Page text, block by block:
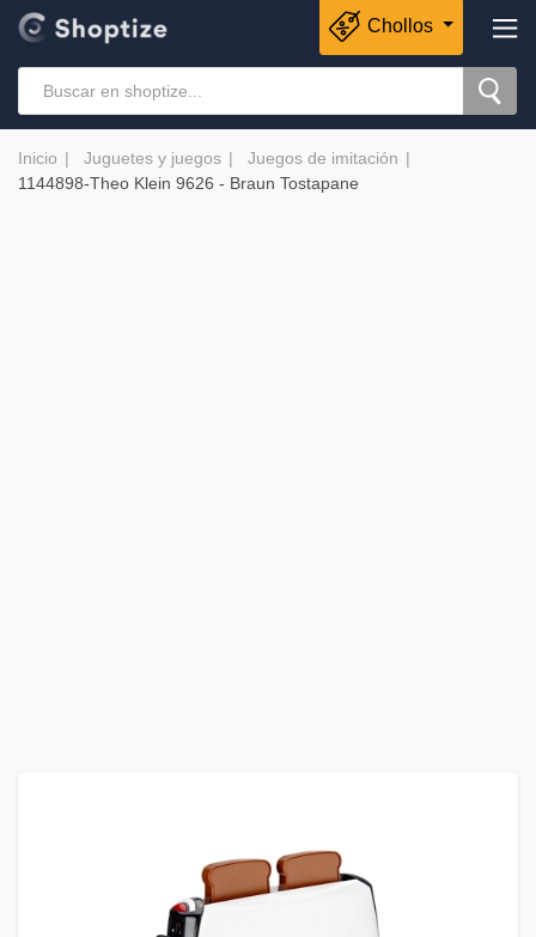
Chollos
Inicio Juguetes y juegos
Juegos de imitación
1144898-Theo Klein 9626 - Braun Tostapane